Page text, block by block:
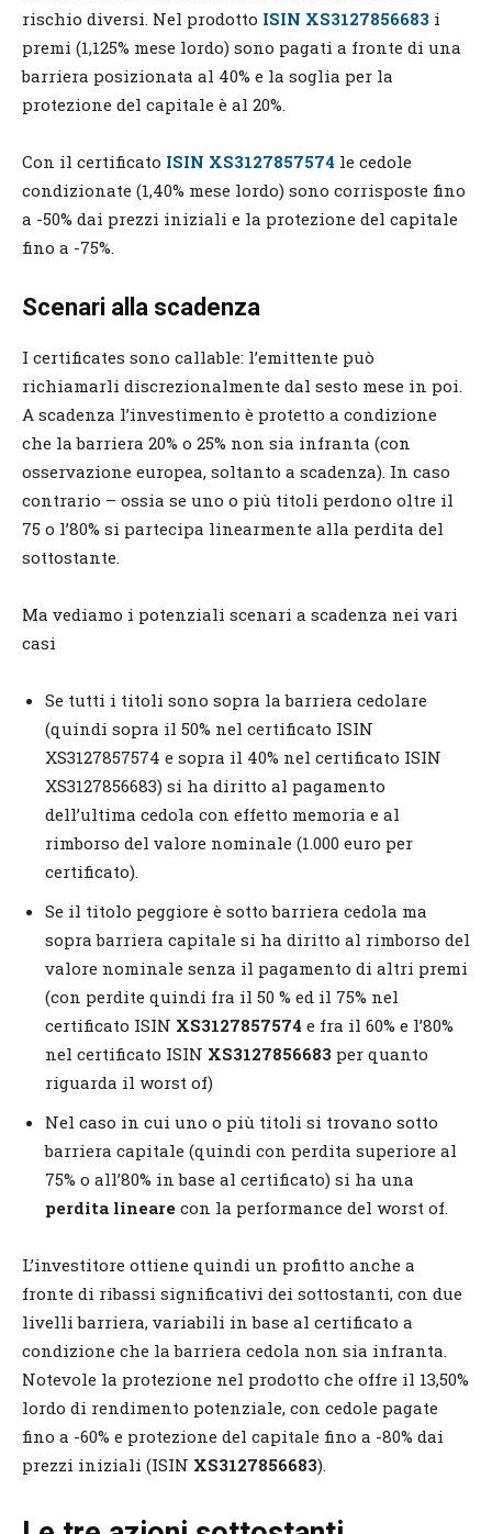
rischio diversi. Nel prodotto ISIN XS3127856683 i
premi (1,125% mese lordo) sono pagati a fronte di una
barriera posizionata al 40% e la soglia per la
protezione del capitale è al 20%.
Con il certificato ISIN XS3127857574 le cedole
condizionate (1,40% mese lordo) sono corrisposte fino
a -50% dai prezzi iniziali e la protezione del capitale
fino a -75%.
Scenari alla scadenza
I certificates sono callable: l’emittente può
richiamarli discrezionalmente dal sesto mese in poi.
A scadenza l’investimento è protetto a condizione
che la barriera 20% o 25% non sia infranta (con
osservazione europea, soltanto a scadenza). In caso
contrario – ossia se uno o più titoli perdono oltre il
75 o l’80% si partecipa linearmente alla perdita del
sottostante.
Ma vediamo i potenziali scenari a scadenza nei vari
casi
Se tutti i titoli sono sopra la barriera cedolare
(quindi sopra il 50% nel certificato ISIN
XS3127857574 e sopra il 40% nel certificato ISIN
XS3127856683) si ha diritto al pagamento
dell’ultima cedola con effetto memoria e al
rimborso del valore nominale (1.000 euro per
certificato).
Se il titolo peggiore è sotto barriera cedola ma
sopra barriera capitale si ha diritto al rimborso del
valore nominale senza il pagamento di altri premi
(con perdite quindi fra il 50 % ed il 75% nel
certificato ISIN XS3127857574 e fra il 60% e l’80%
nel certificato ISIN XS3127856683 per quanto
riguarda il worst of)
Nel caso in cui uno o più titoli si trovano sotto
barriera capitale (quindi con perdita superiore al
75% o all’80% in base al certificato) si ha una
perdita lineare con la performance del worst of.
L’investitore ottiene quindi un profitto anche a
fronte di ribassi significativi dei sottostanti, con due
livelli barriera, variabili in base al certificato a
condizione che la barriera cedola non sia infranta.
Notevole la protezione nel prodotto che offre il 13,50%
lordo di rendimento potenziale, con cedole pagate
fino a -60% e protezione del capitale fino a -80% dai
prezzi iniziali (ISIN XS3127856683).